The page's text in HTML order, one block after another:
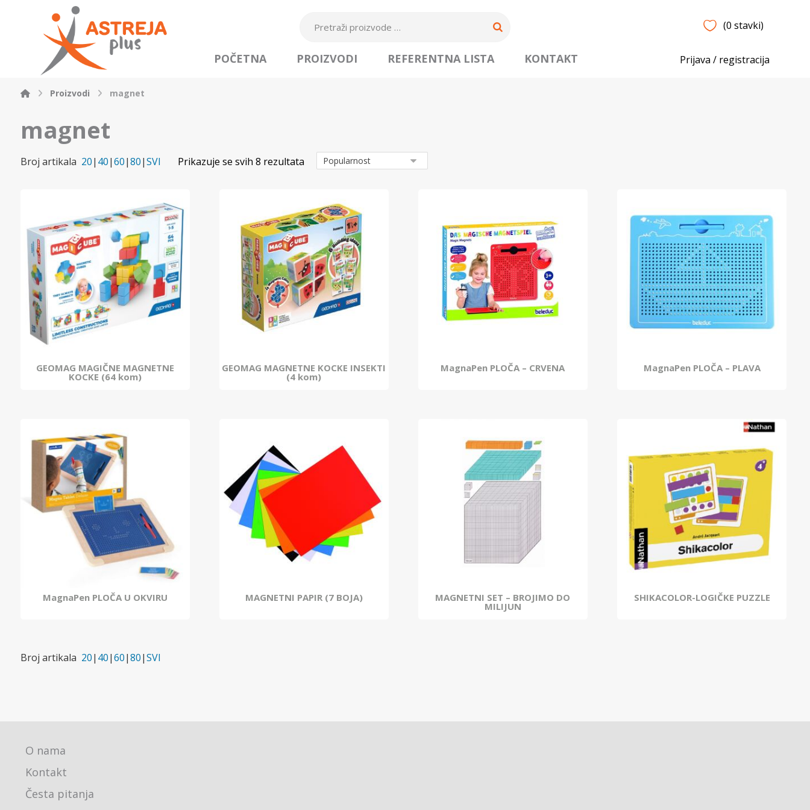
(0 stavki)
Prijava / registracija
POČETNA PROIZVODI REFERENTNA LISTA KONTAKT
Proizvodi magnet
magnet
Broj artikala 20| 40|60|80|SVI Prikazuje se svih 8 rezultata
GEOMAG MAGIČNE MAGNETNE
KOCKE (64 kom)
GEOMAG MAGNETNE KOCKE INSEKTI
(4 kom)
MagnaPen PLOČA – CRVENA MagnaPen PLOČA – PLAVA
MagnaPen PLOČA U OKVIRU MAGNETNI PAPIR (7 BOJA) MAGNETNI SET – BROJIMO DO
MILIJUN
SHIKACOLOR-LOGIČKE PUZZLE
Broj artikala 20| 40|60|80|SVI
O nama
Kontakt
Česta pitanja